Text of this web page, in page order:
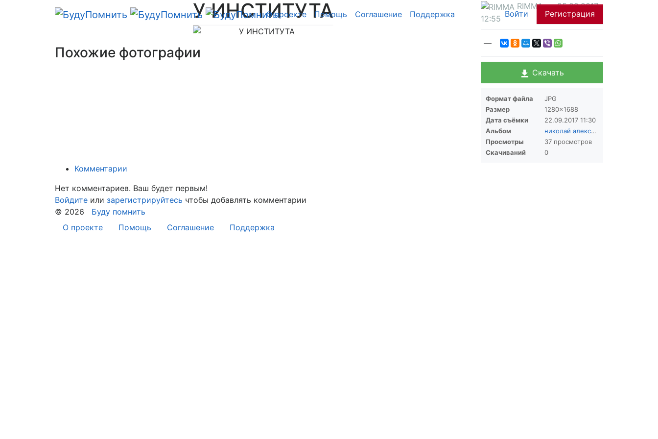
О проекте Помощь Cоглашение Поддержка Войти Регистрация
У ИНСТИТУТА
Похожие фотографии
RIMMA
25.09.2017
12:55
—
Скачать
Формат файла
JPG
Размер
1280×1688
Дата съёмки
22.09.2017 11:30
Альбом
николай александрович
Просмотры
37 просмотров
Скачиваний
0
Комментарии
Нет комментариев. Ваш будет первым!
Войдите или зарегистрируйтесь чтобы добавлять комментарии
© 2026 Буду помнить
О проекте
Помощь Соглашение Поддержка